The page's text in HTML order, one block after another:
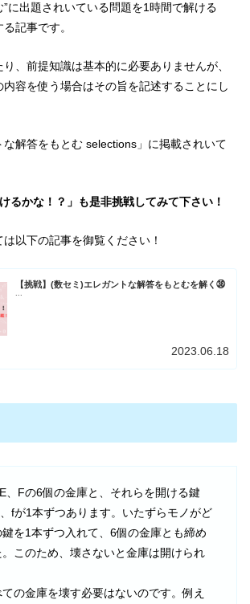
に出題されいている問題を1時間で解ける
記事です。
、前提知識は基本的に必要ありませんが、
容を使う場合はその旨を記述することにし
解答をもとむ selections」に掲載されいて
るかな！？」も是非挑戦してみて下さい！
以下の記事を御覧ください！
【挑戦】(数セミ)エレガントな解答をもとむを解く㊳
2023.06.18
、Fの6個の金庫と、それらを開ける鍵
fが1本ずつあります。いたずらモノがど
を1本ずつ入れて、6個の金庫とも締め
このため、壊さないと金庫は開けられ
の金庫を壊す必要はないのです。例え